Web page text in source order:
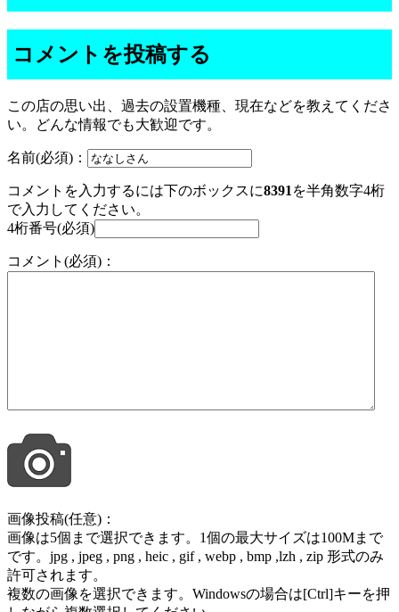
コメントを投稿する
この店の思い出、過去の設置機種、現在などを教えてくださ
い。どんな情報でも大歓迎です。
名前(必須)：
コメントを入力するには下のボックスに8391 を半角数字4桁
で入力してください。
4桁番号(必須)
コメント(必須)：
画像投稿(任意)：
画像は5個まで選択できます。1個の最大サイズは100Mまで
です。jpg , jpeg , png , heic , gif , webp , bmp ,lzh , zip 形式のみ
許可されます。
複数の画像を選択できます。Windowsの場合は[Ctrl]キーを押